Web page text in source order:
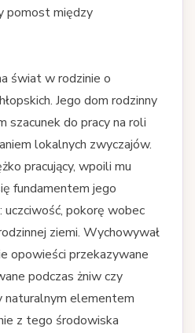
pomost między
świat w rodzinie o
Jego dom rodzinny
szacunek do pracy na roli
lokalnych zwyczajów.
pracujący, wpoili mu
fundamentem jego
pokorę wobec
ziemi. Wychowywał
opowieści przekazywane
podczas żniw czy
naturalnym elementem
z tego środowiska